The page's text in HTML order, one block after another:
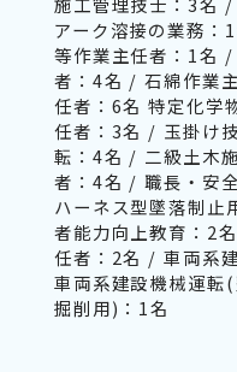
アーク溶接の業務：
等作業主任者：1名
者：4名 / 石綿作業
任者：6名 特定化学
任者：3名 / 玉掛け
転：4名 / 二級土木
者：4名 / 職長・安
ハーネス型墜落制
者能力向上教育：2
任者：2名 / 車両系
車両系建設機械運転
掘削用)：1名